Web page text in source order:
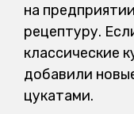
на
рецептуру.
классические
добавили
цукатами.